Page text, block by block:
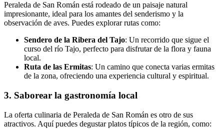
Peraleda de San Román está rodeado de un paisaje natural
impresionante, ideal para los amantes del senderismo y la
observación de aves. Puedes explorar rutas como:
Sendero de la Ribera del Tajo: Un recorrido que sigue el
curso del río Tajo, perfecto para disfrutar de la flora y fauna
local.
Ruta de las Ermitas: Un camino que conecta varias ermitas
de la zona, ofreciendo una experiencia cultural y espiritual.
3. Saborear la gastronomía local
La oferta culinaria de Peraleda de San Román es otro de sus
atractivos. Aquí puedes degustar platos típicos de la región, como: